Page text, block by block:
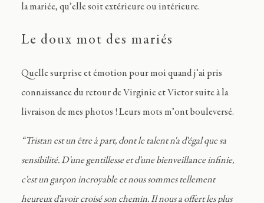
la mariée, qu’elle soit extérieure ou intérieure.
Le doux mot des mariés
Quelle surprise et émotion pour moi quand j’ai pris
connaissance du retour de Virginie et Victor suite à la
livraison de mes photos ! Leurs mots m’ont bouleversé.
“Tristan est un être à part, dont le talent n'a d'égal que sa
sensibilité. D'une gentillesse et d'une bienveillance infinie,
c'est un garçon incroyable et nous sommes tellement
heureux d'avoir croisé son chemin. Il nous a offert les plus